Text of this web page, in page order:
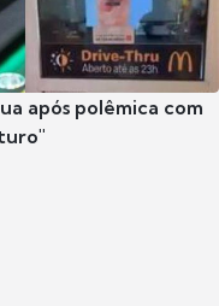
após polêmica com